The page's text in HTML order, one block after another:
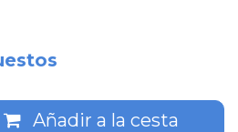
Añadir a la cesta